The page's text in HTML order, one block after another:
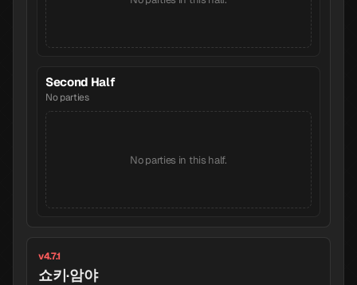
Second Half
No parties
No parties in this half.
v4.7.1
쇼키·암야